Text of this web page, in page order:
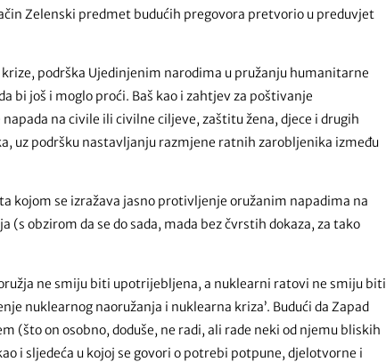
Zelenski predmet budućih pregovora pretvorio u preduvjet
podrška Ujedinjenim narodima u pružanju humanitarne
bi još i moglo proći. Baš kao i zahtjev za poštivanje
na civile ili civilne ciljeve, zaštitu žena, djece i drugih
uz podršku nastavljanju razmjene ratnih zarobljenika između
kojom se izražava jasno protivljenje oružanim napadima na
obzirom da se do sada, mada bez čvrstih dokaza, za tako
ne smiju biti upotrijebljena, a nuklearni ratovi ne smiju biti
nuklearnog naoružanja i nuklearna kriza’. Budući da Zapad
(što on osobno, doduše, ne radi, ali rade neki od njemu bliskih
i sljedeća u kojoj se govori o potrebi potpune, djelotvorne i